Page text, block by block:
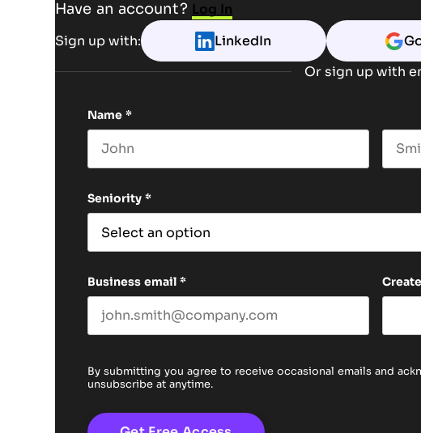
Have an account? Log In
Sign up with: LinkedIn
Or sign up with
Name *
Seniority *
Business email *
By submitting you agree to receive occasional emails and
unsubscribe at anytime.